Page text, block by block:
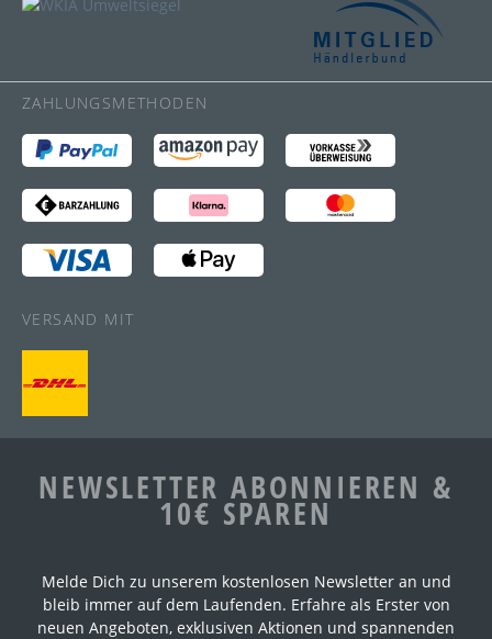
ZAHLUNGSMETHODEN
VERSAND MIT
NEWSLETTER ABONNIEREN &
10€ SPAREN
Melde Dich zu unserem kostenlosen Newsletter an und
bleib immer auf dem Laufenden. Erfahre als Erster von
neuen Angeboten, exklusiven Aktionen und spannenden